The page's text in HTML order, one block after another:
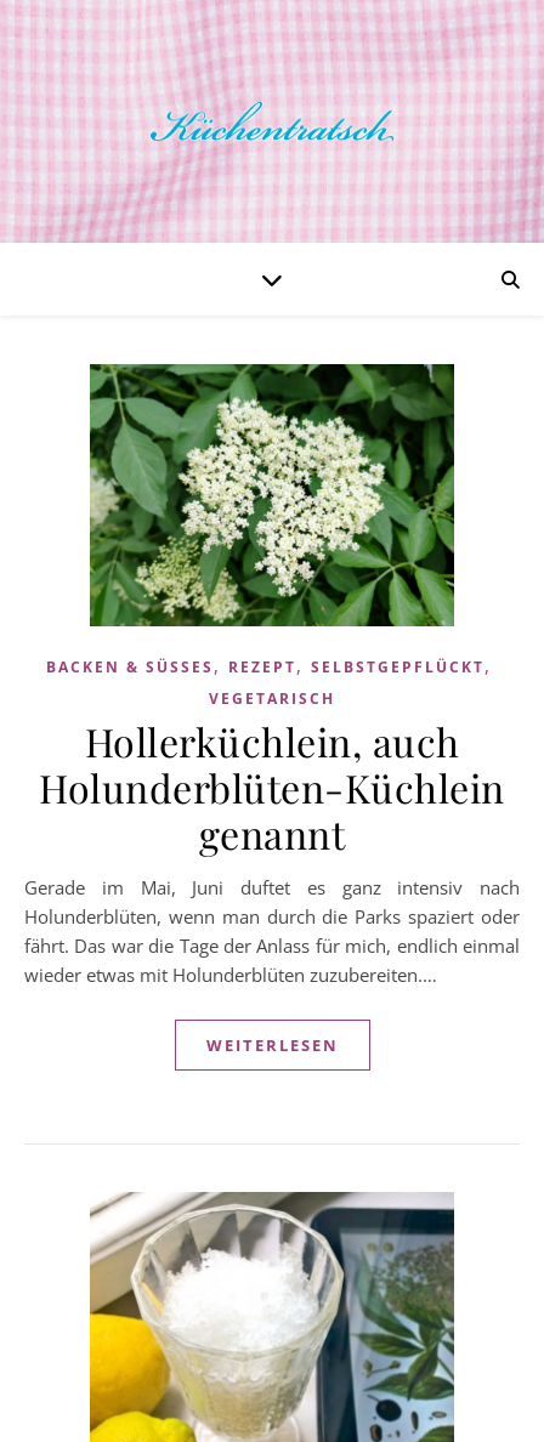
BACKEN & SÜSSES , REZEPT, SELBSTGEPFLÜCKT,
VEGETARISCH
Hollerküchlein, auch
Holunderblüten-Küchlein
genannt
Gerade im Mai, Juni duftet es ganz intensiv nach
Holunderblüten, wenn man durch die Parks spaziert oder
fährt. Das war die Tage der Anlass für mich, endlich einmal
wieder etwas mit Holunderblüten zuzubereiten.…
WEITERLESEN